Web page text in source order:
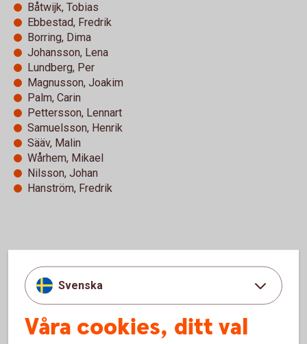
Båtwijk, Tobias
Ebbestad, Fredrik
Borring, Dima
Johansson, Lena
Lundberg, Per
Magnusson, Joakim
Palm, Carin
Pettersson, Lennart
Samuelsson, Henrik
Sääv, Malin
Wårhem, Mikael
Nilsson, Johan
Hanström, Fredrik
Collin, Thomas
Einarsson, Camilla
Fröberg, Björn
Götesdotter, Mia
Henriksson, Marianne
Svenska
Våra cookies, ditt val